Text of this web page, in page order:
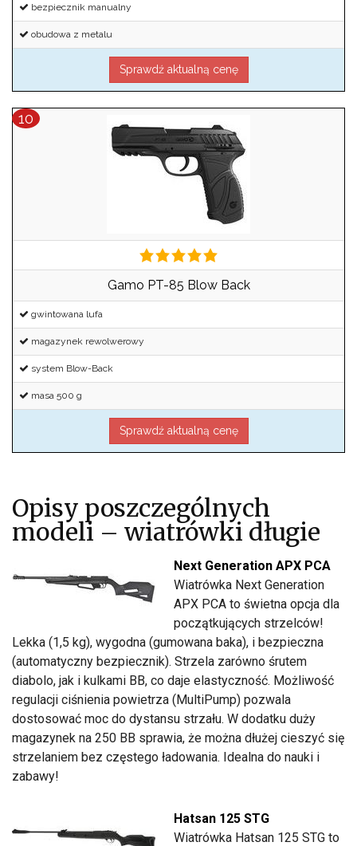
bezpiecznik manualny
obudowa z metalu
Sprawdź aktualną cenę
Gamo PT-85 Blow Back
gwintowana lufa
magazynek rewolwerowy
system Blow-Back
masa 500 g
Sprawdź aktualną cenę
Opisy poszczególnych
modeli – wiatrówki długie
Next Generation APX PCA
Wiatrówka Next Generation
APX PCA to świetna opcja dla
początkujących strzelców!
Lekka (1,5 kg), wygodna (gumowana baka), i bezpieczna
(automatyczny bezpiecznik). Strzela zarówno śrutem
diabolo, jak i kulkami BB, co daje elastyczność. Możliwość
regulacji ciśnienia powietrza (MultiPump) pozwala
dostosować moc do dystansu strzału. W dodatku duży
magazynek na 250 BB sprawia, że można dłużej cieszyć się
strzelaniem bez częstego ładowania. Idealna do nauki i
zabawy!
Hatsan 125 STG
Wiatrówka Hatsan 125 STG to